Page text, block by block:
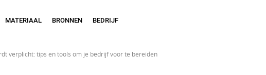
MATERIAAL BRONNEN BEDRIJF
verplicht: tips en tools om je bedrijf voor te bereiden